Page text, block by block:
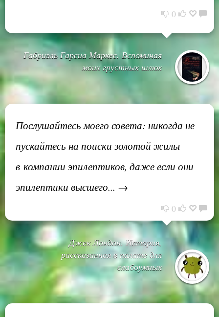
0
Габриэль Гарсиа Маркес. Вспоминая
моих грустных шлюх
Послушайтесь моего совета: никогда не
пускайтесь на поиски золотой жилы
в компании эпилептиков, даже если они
эпилептики высшего... →
0
Джек Лондон. История,
рассказанная в палате для
слабоумных